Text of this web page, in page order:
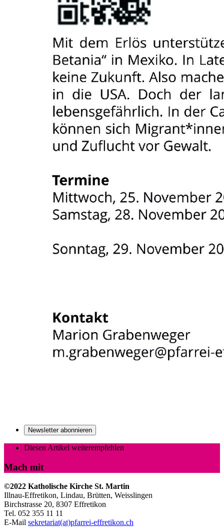
Newsletter abonnieren
Diesen Artikel weiterempfehlen
Mach mit
©2022 Katholische Kirche St. Martin
Illnau-Effretikon, Lindau, Brütten, Weisslingen
Birchstrasse 20, 8307 Effretikon
Tel. 052 355 11 11
E-Mail sekretariat(at)pfarrei-effretikon.ch